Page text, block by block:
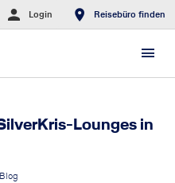
Login Reisebüro finden
Lounges in